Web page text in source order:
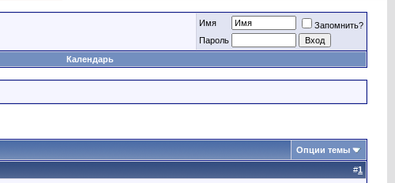
Имя
Запомнить?
Пароль
Календарь
Опции темы
#1